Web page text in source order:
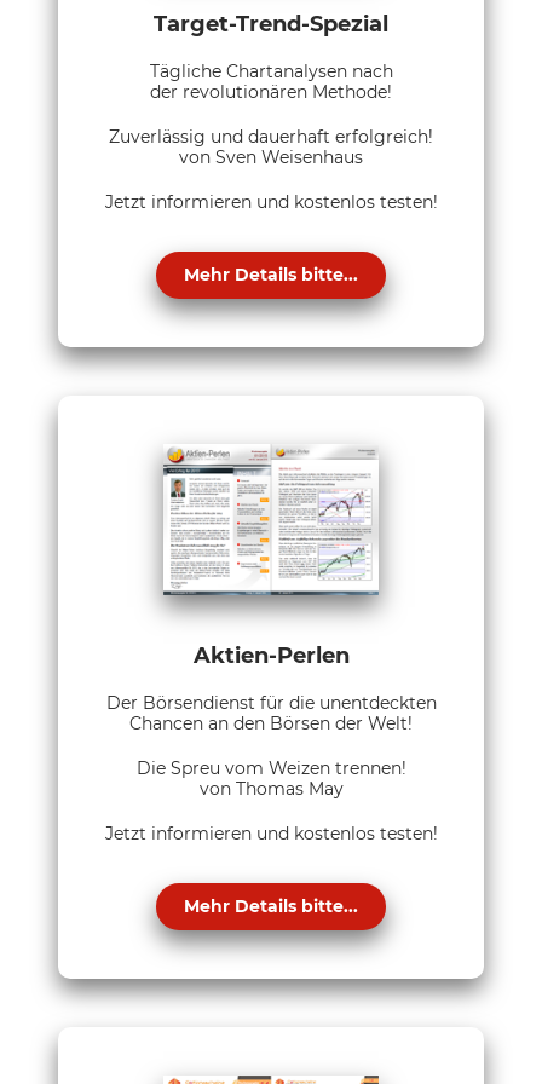
Target-Trend-Spezial
Tägliche Chartanalysen nach
der revolutionären Methode!
Zuverlässig und dauerhaft erfolgreich!
von Sven Weisenhaus
Jetzt informieren und kostenlos testen!
Mehr Details bitte...
Aktien-Perlen
Der Börsendienst für die unentdeckten
Chancen an den Börsen der Welt!
Die Spreu vom Weizen trennen!
von Thomas May
Jetzt informieren und kostenlos testen!
Mehr Details bitte...